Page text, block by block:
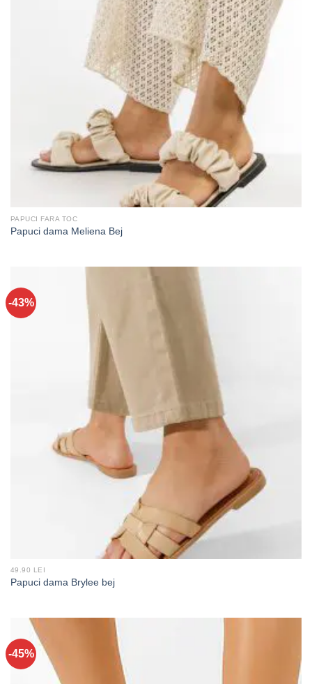
PAPUCI FARA TOC
Papuci dama Meliena Bej
-43%
49.90 LEI
Papuci dama Brylee bej
-45%